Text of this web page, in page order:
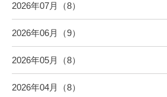
2026年07月（8）
2026年06月（9）
2026年05月（8）
2026年04月（8）